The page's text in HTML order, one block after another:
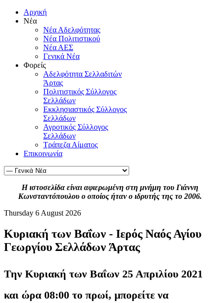
Αρχική
Νέα
Νέα Αδελφότητας
Νέα Πολιτιστικού
Νέα ΑΕΣ
Γενικά Νέα
Φορείς
Αδελφότητα Σελλαδιτών
Άρτας
Πολιτιστικός Σύλλογος
Σελλάδων
Εκκλησιαστικός Σύλλογος
Σελλάδων
Αγροτικός Σύλλογος
Σελλάδων
Τράπεζα Αίματος
Επικοινωνία
Η ιστοσελίδα είναι αφιερωμένη στη μνήμη του Γιάννη
Κωνσταντόπουλου ο οποίος ήταν ο ιδρυτής της το 2006.
Thursday 6 August 2026
Κυριακή των Βαΐων - Ιερός Ναός Αγίου
Γεωργίου Σελλάδων Άρτας
Την Κυριακή των Βαΐων 25 Απριλίου 2021
και ώρα 08:00 το πρωί, μπορείτε να